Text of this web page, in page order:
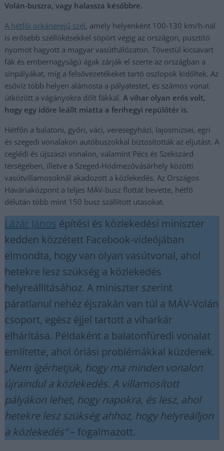
Volán-buszra, vagy halassza későbbre.
A hétfői orkánerejű szél, amely helyenként 100-130 km/h-nál
is erősebb széllökésekkel söpört végig az országon, pusztító
nyomot hagyott a magyar vasúthálózaton. Tövestül kicsavart
fák és embernagyságú ágak zárják el szerte az országban a
sínpályákat, míg a felsővezetékeket tartó oszlopok kidőltek. Az
esővíz több helyen alámosta a pályatestet, és számos vonat
ütközött a vágányokra dőlt fákkal.A vihar olyan erős volt,
hogy egy időre leállt miatta a ferihegyi repülőtér is.
Hétfőn a balatoni, győri, váci, veresegyházi, lajosmizsei, egri
és szegedi vonalakon autóbuszokkal biztosították az eljutást. A
ceglédi és újszászi vonalon, valamint Pécs és Szekszárd
térségében, illetve a Szeged-Hódmezővásárhely közötti
vasútvillamosoknál akadozott a közlekedés. Az Országos
Haváriaközpont a teljes MÁV-busz flottát bevette, hétfő
délután több mint 150 busz szállított utasokat.
Lázár János építési és közlekedési miniszter
kedden közzétett Facebook-videójában
elmondta, hogy van olyan vasútvonal, ahol
hetekre lesz szükség a közlekedés
helyreállításához. A miniszter szerint
páratlanul nehéz éjszakán van túl a MÁV-Volán
csoport, egész éjjel tartott a viharkár
elhárítása. Példaként a balatonfüredi vonalat
említette, ahol óriási problémákkal küzdenek.
„Nem ígérhetjük, hogy ma minden vonalon
újraindul a közlekedés. A villamosított
pályákon lehet, hogy napokra, és lesz, ahol
hetekre lesz szükség ahhoz, hogy helyreálljon
a közlekedés”– fogalmazott.